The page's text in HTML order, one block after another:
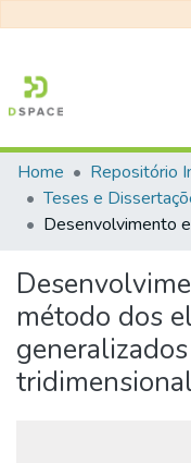
Communities &
All of DSpace
Statistics
Home
método dos